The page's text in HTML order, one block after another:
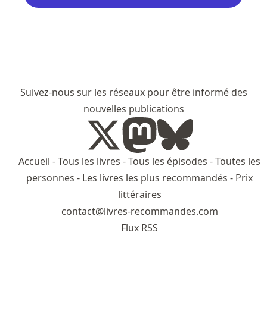
Suivez-nous sur les réseaux pour être informé des
nouvelles publications
Accueil -Tous les livres -Tous les épisodes -Toutes les
personnes - Les livres les plus recommandés - Prix
littéraires
contact@livres-recommandes.com
Flux RSS